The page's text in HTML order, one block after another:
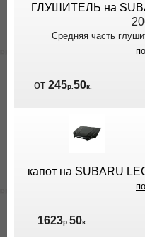
ГЛУШИТЕЛЬ на
Средняя часть
от 245р. 50к.
капот на SUBARU
1623р.50к.